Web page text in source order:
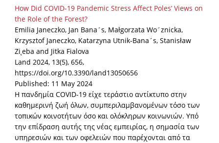
How Did COVID-19 Pandemic Stress Affect Poles’ Views on
the Role of the Forest?
Emilia Janeczko, Jan Bana´s, Małgorzata Wo´znicka,
Krzysztof Janeczko, Katarzyna Utnik-Bana´s, Stanisław
Zi˛eba and Jitka Fialova
Land 2024, 13(5), 656,
https://doi.org/10.3390/land13050656
Published: 11 May 2024
Η πανδημία COVID-19 είχε τεράστιο αντίκτυπο στην
καθημερινή ζωή όλων, συμπεριλαμβανομένων τόσο των
τοπικών κοινοτήτων όσο και ολόκληρων κοινωνιών. Υπό
την επίδραση αυτής της νέας εμπειρίας, η σημασία των
υπηρεσιών και των οφελειών που παρέχονται από τα